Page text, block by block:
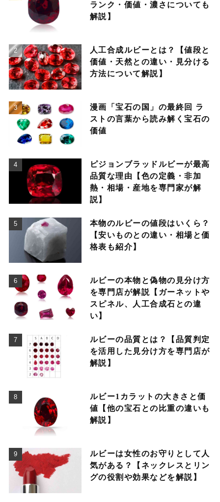
ランク・価値・濃さについても
解説】
人工合成ルビーとは？【値段と
価値・天然との違い・見分ける
方法について解説】
漫画「宝石の国」の最終回 ラ
ストの言葉から読み解く宝石の
価値
ピジョンブラッドルビーが最高
品質な理由【色の定義・非加
熱・相場・産地を専門家が解
説】
本物のルビーの値段はいくら？
【安いものとの違い・相場と価
格表も紹介】
ルビーの本物と偽物の見分け方
を専門店が解説【ガーネットや
スピネル、人工合成石との違
い】
ルビーの品質とは？【品質判定
を活用した見分け方を専門店が
解説】
ルビー1カラットの大きさと価
値【他の宝石との比重の違いも
解説】
ルビーは女性のお守りとして人
気がある？【ネックレスとリン
グの役割や効果などを解説】